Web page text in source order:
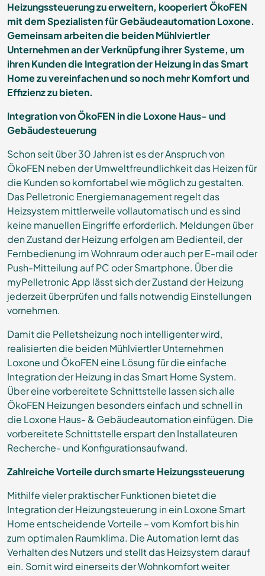
Heizungssteuerung zu erweitern, kooperiert ÖkoFEN
mit dem Spezialisten für Gebäudeautomation Loxone.
Gemeinsam arbeiten die beiden Mühlviertler
Unternehmen an der Verknüpfung ihrer Systeme, um
ihren Kunden die Integration der Heizung in das Smart
Home zu vereinfachen und so noch mehr Komfort und
Effizienz zu bieten.
Integration von ÖkoFEN in die Loxone Haus- und
Gebäudesteuerung
Schon seit über 30 Jahren ist es der Anspruch von
ÖkoFEN neben der Umweltfreundlichkeit das Heizen für
die Kunden so komfortabel wie möglich zu gestalten.
Das Pelletronic Energiemanagement regelt das
Heizsystem mittlerweile vollautomatisch und es sind
keine manuellen Eingriffe erforderlich. Meldungen über
den Zustand der Heizung erfolgen am Bedienteil, der
Fernbedienung im Wohnraum oder auch per E-mail oder
Push-Mitteilung auf PC oder Smartphone. Über die
myPelletronic App lässt sich der Zustand der Heizung
jederzeit überprüfen und falls notwendig Einstellungen
vornehmen.
Damit die Pelletsheizung noch intelligenter wird,
realisierten die beiden Mühlviertler Unternehmen
Loxone und ÖkoFEN eine Lösung für die einfache
Integration der Heizung in das Smart Home System.
Über eine vorbereitete Schnittstelle lassen sich alle
ÖkoFEN Heizungen besonders einfach und schnell in
die Loxone Haus- & Gebäudeautomation einfügen. Die
vorbereitete Schnittstelle erspart den Installateuren
Recherche- und Konfigurationsaufwand.
Zahlreiche Vorteile durch smarte Heizungssteuerung
Mithilfe vieler praktischer Funktionen bietet die
Integration der Heizungsteuerung in ein Loxone Smart
Home entscheidende Vorteile – vom Komfort bis hin
zum optimalen Raumklima. Die Automation lernt das
Verhalten des Nutzers und stellt das Heizsystem darauf
ein. Somit wird einerseits der Wohnkomfort weiter